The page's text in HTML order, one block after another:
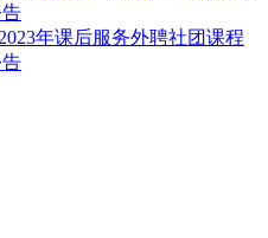
年课后服务外聘社团课程